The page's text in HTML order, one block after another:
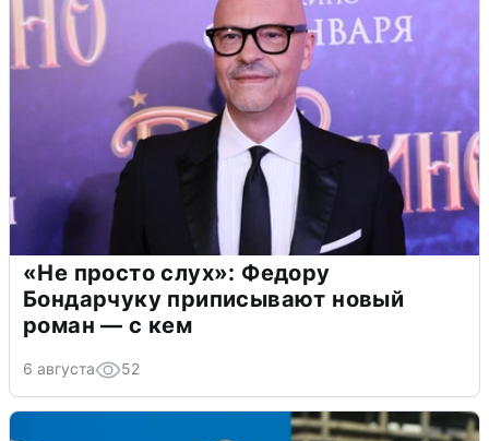
«Не просто слух»: Федору
Бондарчуку приписывают новый
роман — с кем
6 августа 52